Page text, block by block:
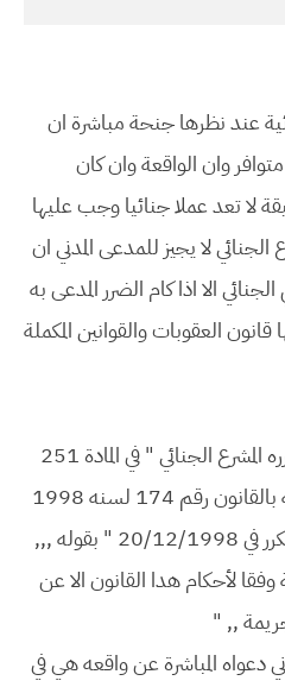
عند نظرها جنحة مباشرة ان
وان الواقعة وان كان
لا تعد عملا جنائيا وجب عليها
لا يجيز للمدعى المدني ان
الا اذا كام الضرر المدعى به
العقوبات والقوانين المكملة
وقد تأكد هدا السياق فيما قرره المشرع الجنائي " في المادة 251
مكرر اجراءات جنائية - مضافه بالقانون رقم 174 لسنه 1998
الجريدة الرسمية العدد 51 مكرر في 20/12/1998 " بقوله ,,,
وفقا لأحكام هدا القانون الا عن
,, "
دعواه المباشرة عن واقعه هي في